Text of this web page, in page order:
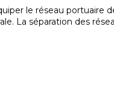
le réseau portuaire
La séparation des